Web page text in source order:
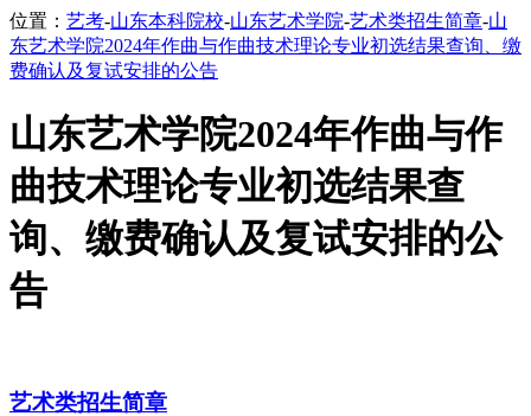
位置： 艺考-山东本科院校-山东艺术学院-艺术类招生简章-山
东艺术学院2024年作曲与作曲技术理论专业初选结果查询、缴
费确认及复试安排的公告
山东艺术学院2024年作曲与作
曲技术理论专业初选结果查
询、缴费确认及复试安排的公
告
艺术类招生简章